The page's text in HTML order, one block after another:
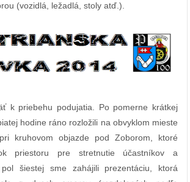
(vozidlá, ležadlá, stoly atď.).
k priebehu podujatia. Po pomerne krátkej
hodine ráno rozložili na obvyklom mieste
kruhovom objazde pod Zoborom, ktoré
priestoru pre stretnutie účastníkov a
šiestej sme zahájili prezentáciu, ktorá